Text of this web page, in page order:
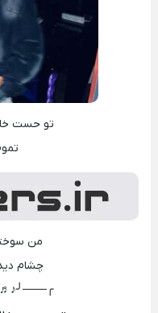
تو حست
من
چشام